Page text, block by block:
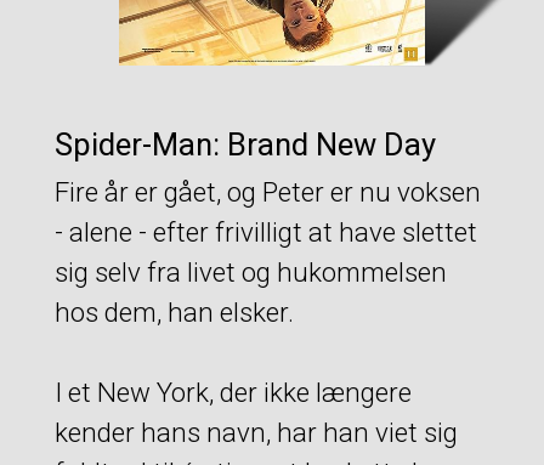
Spider-Man: Brand New Day
Fire år er gået, og Peter er nu voksen
- alene - efter frivilligt at have slettet
sig selv fra livet og hukommelsen
hos dem, han elsker.
I et New York, der ikke længere
kender hans navn, har han viet sig